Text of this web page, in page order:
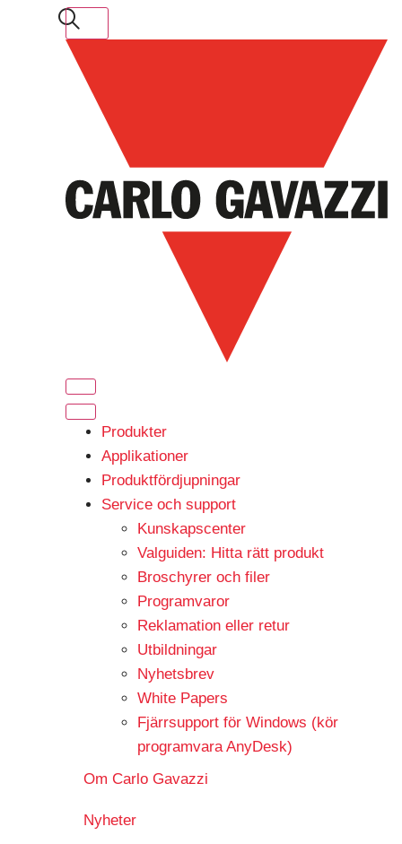
Produkter
Applikationer
Produktfördjupningar
Service och support
Kunskapscenter
Valguiden: Hitta rätt produkt
Broschyrer och filer
Programvaror
Reklamation eller retur
Utbildningar
Nyhetsbrev
White Papers
Fjärrsupport för Windows (kör
programvara AnyDesk)
Om Carlo Gavazzi
Nyheter